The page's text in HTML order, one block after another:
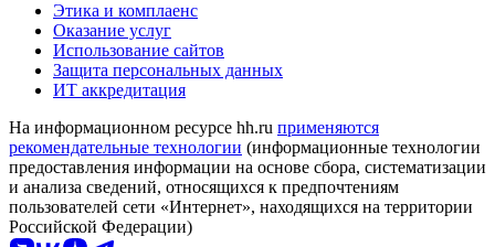
Этика и комплаенс
Оказание услуг
Использование сайтов
Защита персональных данных
ИТ аккредитация
На информационном ресурсе hh.ru применяются
рекомендательные технологии (информационные технологии
предоставления информации на основе сбора, систематизации
и анализа сведений, относящихся к предпочтениям
пользователей сети «Интернет», находящихся на территории
Российской Федерации)